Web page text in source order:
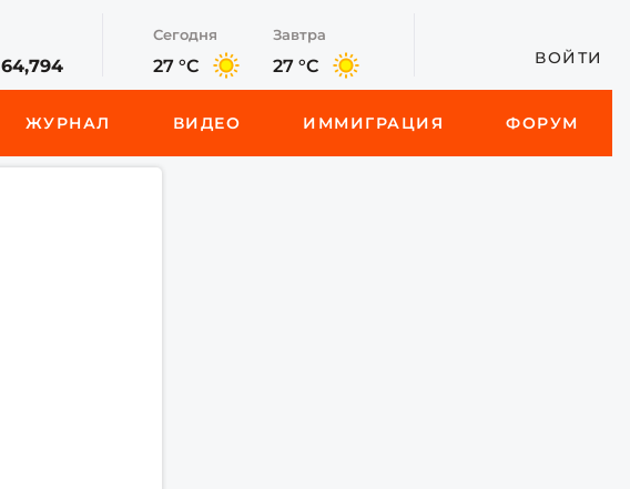
64,794
Сегодня
27 °C
Завтра
27 °C ВОЙТИ
ЖУРНАЛ ВИДЕО ИММИГРАЦИЯ ФОРУМ